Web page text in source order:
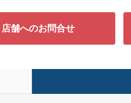
店舗へのお問合せ